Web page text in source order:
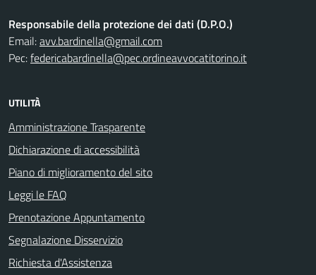
Responsabile della protezione dei dati (D.P.O.)
Email:avv.bardinella@gmail.com
Pec:federicabardinella@pec.ordineavvocatitorino.it
UTILITÀ
Amministrazione Trasparente
Dichiarazione di accessibilità
Piano di miglioramento del sito
Leggi le FAQ
Prenotazione Appuntamento
Segnalazione Disservizio
Richiesta d'Assistenza